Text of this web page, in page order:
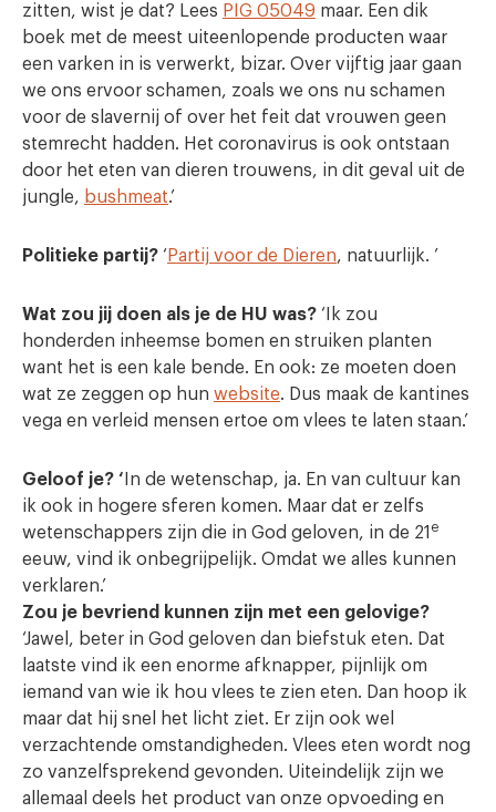
zitten, wist je dat? Lees PIG 05049 maar. Een dik
boek met de meest uiteenlopende producten waar
een varken in is verwerkt, bizar. Over vijftig jaar gaan
we ons ervoor schamen, zoals we ons nu schamen
voor de slavernij of over het feit dat vrouwen geen
stemrecht hadden. Het coronavirus is ook ontstaan
door het eten van dieren trouwens, in dit geval uit de
jungle, bushmeat.’
Politieke partij? ‘ Partij voor de Dieren, natuurlijk. ’
Wat zou jij doen als je de HU was? ‘Ik zou
honderden inheemse bomen en struiken planten
want het is een kale bende. En ook: ze moeten doen
wat ze zeggen op hun website. Dus maak de kantines
vega en verleid mensen ertoe om vlees te laten staan.’
Geloof je? ‘ In de wetenschap, ja. En van cultuur kan
ik ook in hogere sferen komen. Maar dat er zelfs
wetenschappers zijn die in God geloven, in de 21 e
eeuw, vind ik onbegrijpelijk. Omdat we alles kunnen
verklaren.’
Zou je bevriend kunnen zijn met een gelovige?
‘Jawel, beter in God geloven dan biefstuk eten. Dat
laatste vind ik een enorme afknapper, pijnlijk om
iemand van wie ik hou vlees te zien eten. Dan hoop ik
maar dat hij snel het licht ziet. Er zijn ook wel
verzachtende omstandigheden. Vlees eten wordt nog
zo vanzelfsprekend gevonden. Uiteindelijk zijn we
allemaal deels het product van onze opvoeding en